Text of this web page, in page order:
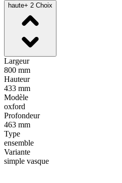
haute+ 2 Choix
Largeur
800 mm
Hauteur
433 mm
Modèle
oxford
Profondeur
463 mm
Type
ensemble
Variante
simple vasque